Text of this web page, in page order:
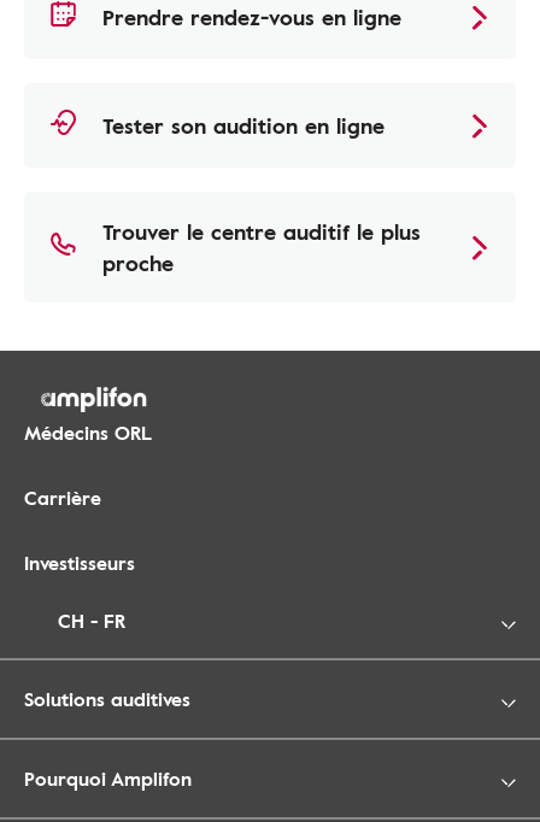
Prendre rendez-vous en ligne
Tester son audition en ligne
Trouver le centre auditif le plus
proche
Médecins ORL
Carrière
Investisseurs
CH - FR
Solutions auditives
Pourquoi Amplifon